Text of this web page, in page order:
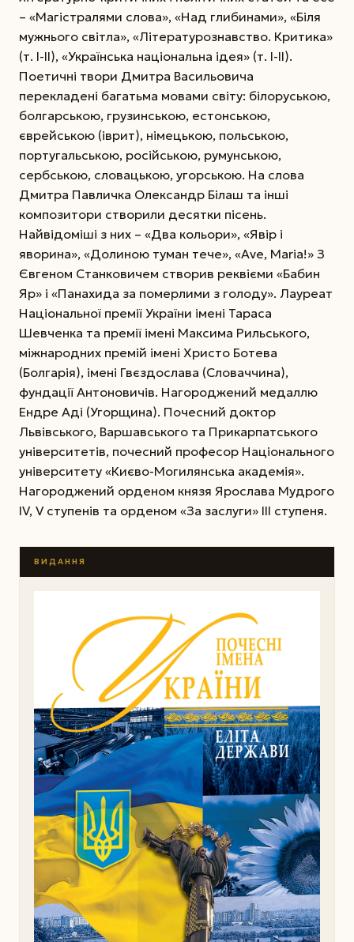
– «Магістралями слова», «Над глибинами», «Біля
мужнього світла», «Літературознавство. Критика»
(т. І-ІІ), «Українська національна ідея» (т. І-ІІ).
Поетичні твори Дмитра Васильовича
перекладені багатьма мовами світу: білоруською,
болгарською, грузинською, естонською,
єврейською (іврит), німецькою, польською,
португальською, російською, румунською,
сербською, словацькою, угорською. На слова
Дмитра Павличка Олександр Білаш та інші
композитори створили десятки пісень.
Найвідоміші з них – «Два кольори», «Явір і
яворина», «Долиною туман тече», «Ave, Maria!» З
Євгеном Станковичем створив реквієми «Бабин
Яр» і «Панахида за померлими з голоду». Лауреат
Національної премії України імені Тараса
Шевченка та премії імені Максима Рильського,
міжнародних премій імені Христо Ботева
(Болгарія), імені Гвєздослава (Словаччина),
фундації Антоновичів. Нагороджений медаллю
Ендре Аді (Угорщина). Почесний доктор
Львівського, Варшавського та Прикарпатського
університетів, почесний професор Національного
університету «Києво-Могилянська академія».
Нагороджений орденом князя Ярослава Мудрого
IV, V ступенів та орденом «За заслуги» III ступеня.
ВИДАННЯ